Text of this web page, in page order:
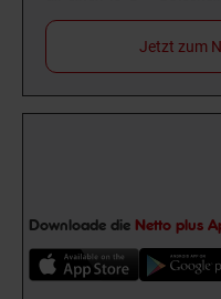
Jetzt zum
Downloade die Netto plus